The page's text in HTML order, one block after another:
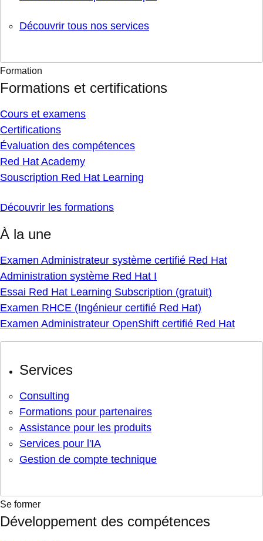
Découvrir tous nos services
Formation
Formations et certifications
Cours et examens
Certifications
Évaluation des compétences
Red Hat Academy
Souscription Red Hat Learning
Découvrir les formations
À la une
Examen Administrateur système certifié Red Hat
Administration système Red Hat I
Essai Red Hat Learning Subscription (gratuit)
Examen RHCE (Ingénieur certifié Red Hat)
Examen Administrateur OpenShift certifié Red Hat
Services
Consulting
Formations pour partenaires
Assistance pour les produits
Services pour l'IA
Gestion de compte technique
Se former
Développement des compétences